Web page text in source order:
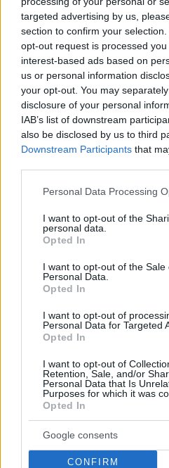
targeted advertising by us,
section to confirm your
opt-out request is processed
interest-based ads based on
us or personal information
your opt-out. You may
disclosure of your personal
IAB’s list of downstream
also be disclosed by us to third
Downstream Participants that
Please note that this website/
not limited to your visit or usage
grant or deny consent to Google
use your data for below
consent section.
Personal Data Processing
I want to opt-out of the
personal data.
Opted In
I want to opt-out of the Sale
Personal Data.
Opted In
I want to opt-out of
Personal Data for Targeted
Opted In
I want to opt-out of
Retention, Sale, and/or
Personal Data that Is
Purposes for which it was
Opted In
Google consents
CONFIRM
Raskó ha detto che l’Ungheria può
ospiti nel settore dell’allevamento Un
sarebbe redditizio nel settore
affidabili”.
Numero di disoccupati in costante
Il tasso di disoccupazione
compresa tra 15 e 74 anni era pari al
mostrano i dati diffusi venerdì
statistica (KSH).